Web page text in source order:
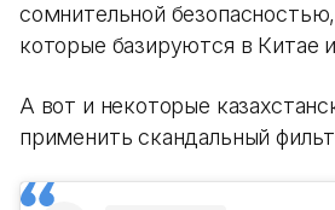
сомнительной
которые базируются в
А вот и некоторые
применить скандальный